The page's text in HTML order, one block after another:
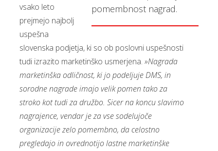
pomembnost nagrad.
vsako leto
prejmejo najbolj
uspešna
slovenska podjetja, ki so ob poslovni uspešnosti
tudi izrazito marketinško usmerjena. »Nagrada
marketinška odličnost, ki jo podeljuje DMS, in
sorodne nagrade imajo velik pomen tako za
stroko kot tudi za družbo. Sicer na koncu slavimo
nagrajence, vendar je za vse sodelujoče
organizacije zelo pomembno, da celostno
pregledajo in ovrednotijo lastne marketinške